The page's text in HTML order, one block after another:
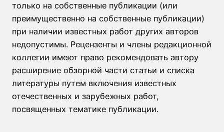
только на собственные публикации (или
преимущественно на собственные публикации)
при наличии известных работ других авторов
недопустимы. Рецензенты и члены редакционной
коллегии имеют право рекомендовать автору
расширение обзорной части статьи и списка
литературы путем включения известных
отечественных и зарубежных работ,
посвященных тематике публикации.